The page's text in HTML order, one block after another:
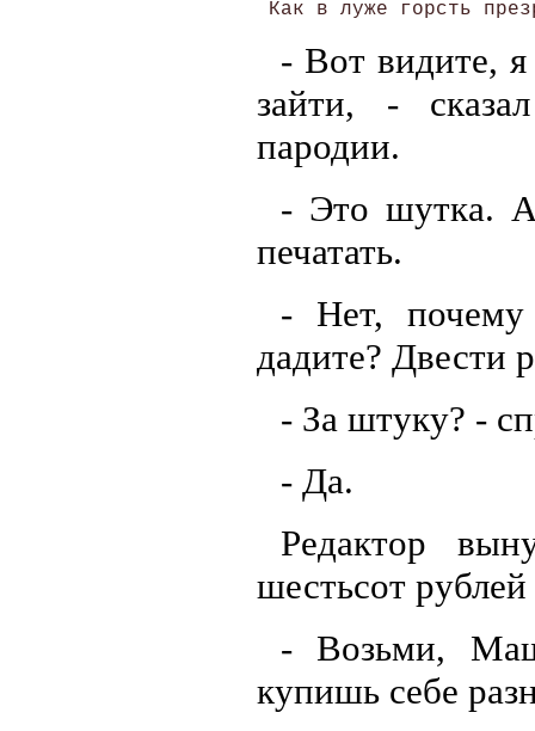
- Вот видите,
зайти, -
пародии.
- Это шутка.
печатать.
- Нет,
дадите? Двести
- За штуку? -
- Да.
Редактор
шестьсот
- Возьми,
купишь себе